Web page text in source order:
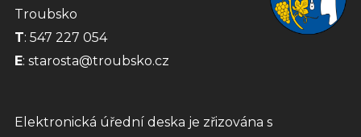
Troubsko
T: 547 227 054
E: starosta@troubsko.cz
Elektronická úřední deska je zřizována s